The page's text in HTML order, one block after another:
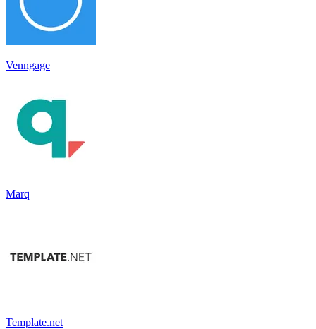
Venngage
Marq
Template.net